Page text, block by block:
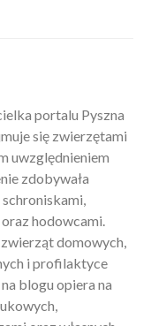
portalu Pyszna
się zwierzętami
uwzględnieniem
zdobywała
hodowcami.
domowych,
i profilaktyce
blogu opiera na